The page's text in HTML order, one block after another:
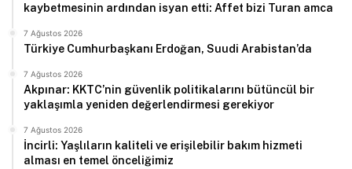
kaybetmesinin ardından isyan etti: Affet bizi Turan amca
7 Ağustos 2026
Türkiye Cumhurbaşkanı Erdoğan, Suudi Arabistan’da
7 Ağustos 2026
Akpınar: KKTC’nin güvenlik politikalarını bütüncül bir
yaklaşımla yeniden değerlendirmesi gerekiyor
7 Ağustos 2026
İncirli: Yaşlıların kaliteli ve erişilebilir bakım hizmeti
alması en temel önceliğimiz